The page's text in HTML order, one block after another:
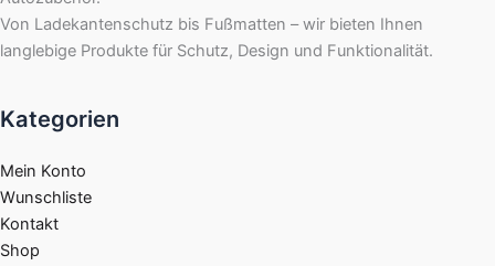
Von Ladekantenschutz bis Fußmatten – wir bieten Ihnen
langlebige Produkte für Schutz, Design und Funktionalität.
Kategorien
Mein Konto
Wunschliste
Kontakt
Shop